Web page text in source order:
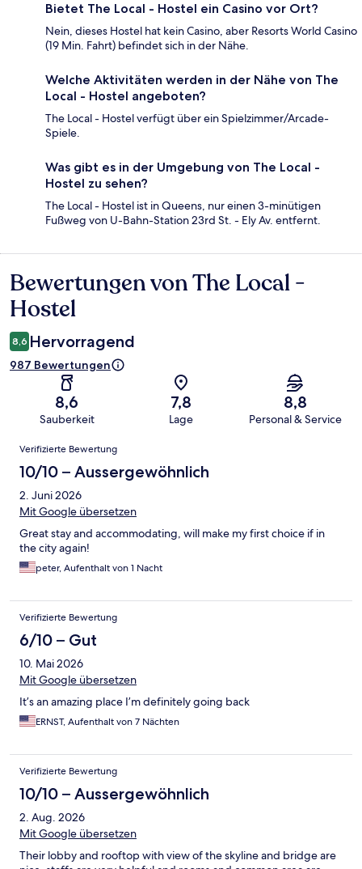
Bietet The Local - Hostel ein Casino vor Ort?
Nein, dieses Hostel hat kein Casino, aber Resorts World Casino
(19 Min. Fahrt) befindet sich in der Nähe.
Welche Aktivitäten werden in der Nähe von The
Local - Hostel angeboten?
The Local - Hostel verfügt über ein Spielzimmer/Arcade-
Spiele.
Was gibt es in der Umgebung von The Local -
Hostel zu sehen?
The Local - Hostel ist in Queens, nur einen 3-minütigen
Fußweg von U-Bahn-Station 23rd St. - Ely Av. entfernt.
Bewertungen
Bewertungen von The Local -
Hostel
8,6 Hervorragend
987 Bewertungen
8,6
Sauberkeit
7,8
Lage
8,8
Personal & Service
Bewertungen
Verifizierte Bewertung
10/10 – Aussergewöhnlich
2. Juni 2026
Mit Google übersetzen
Great stay and accommodating, will make my first choice if in
the city again!
peter, Aufenthalt von 1 Nacht
Verifizierte Bewertung
6/10 – Gut
10. Mai 2026
Mit Google übersetzen
It’s an amazing place I’m definitely going back
ERNST, Aufenthalt von 7 Nächten
Verifizierte Bewertung
10/10 – Aussergewöhnlich
2. Aug. 2026
Mit Google übersetzen
Their lobby and rooftop with view of the skyline and bridge are